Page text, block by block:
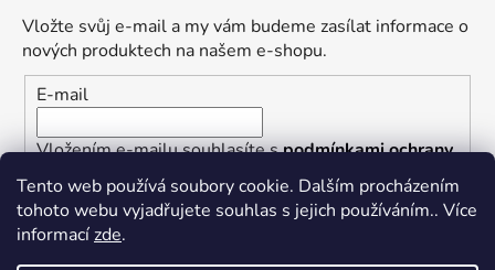
Tento web používá soubory cookie. Dalším procházením
tohoto webu vyjadřujete souhlas s jejich používáním.. Více
informacízde.
Vložte svůj e-mail a my vám budeme zasílat informace o
nových produktech na našem e-shopu.
E-mail
Vložením e-mailu souhlasíte spodmínkami ochrany
osobních údajů
PŘIHLÁSIT SE